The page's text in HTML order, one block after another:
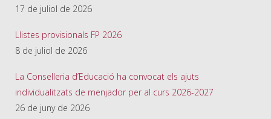
17 de juliol de 2026
Llistes provisionals FP 2026
8 de juliol de 2026
La Conselleria d’Educació ha convocat els ajuts
individualitzats de menjador per al curs 2026-2027
26 de juny de 2026